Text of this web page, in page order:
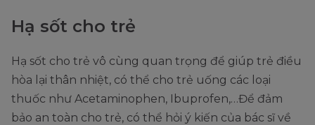
Hạ sốt cho trẻ
Hạ sốt cho trẻ vô cùng quan trọng để giúp trẻ điều
hòa lại thân nhiệt, có thể cho trẻ uống các loại
thuốc như Acetaminophen, Ibuprofen,…Để đảm
bảo an toàn cho trẻ, có thể hỏi ý kiến của bác sĩ về